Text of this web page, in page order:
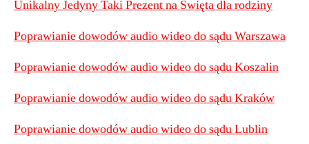
Unikalny Jedyny Taki Prezent na Święta dla rodziny
Poprawianie dowodów audio wideo do sądu Warszawa
Poprawianie dowodów audio wideo do sądu Koszalin
Poprawianie dowodów audio wideo do sądu Kraków
Poprawianie dowodów audio wideo do sądu Lublin